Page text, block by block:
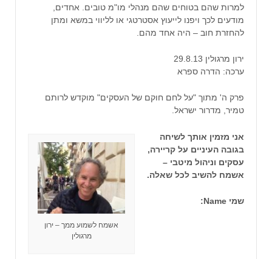
למרות שהם בטוחים שהם מנהלי מו"מ טובים. אחדים,
מודעים לכך ויפנו לייעוץ אסטרטגי או לליווי במשא ומתן
להחזרת חוב – היה אחד מהם.
ירון מרגולין 29.8.13
ערכה: הדרה ספרא
פרק ה' מתוך "על לחם חוקם של העסקים" מוקדש לרותם
טמיר, מדרור ישראל.
אשמח לשמוע ממך – ירון
מרגולין
אני מזמין אותך לשיחה
בגובה העיניים על קריירה,
עסקים וניהול מיטבי –
אשמח להשיב לכל שאלה.
שמי Name: